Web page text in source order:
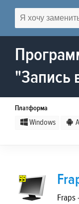
"Запись
Платформа
Windows
Fraps